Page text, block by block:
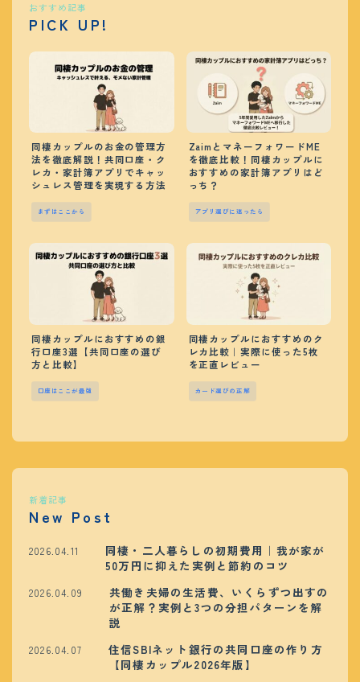
おすすめ記事
PICK UP!
同棲カップルのお金の管理方
法を徹底解説！共同口座・ク
レカ・家計簿アプリでキャッ
シュレス管理を実現する方法
まずはここから
ZaimとマネーフォワードME
を徹底比較！同棲カップルに
おすすめの家計簿アプリはど
っち？
アプリ選びに迷ったら
同棲カップルにおすすめの銀
行口座3選【共同口座の選び
方と比較】
口座はここが最強
同棲カップルにおすすめのク
レカ比較｜実際に使った5枚
を正直レビュー
カード選びの正解
新着記事
New Post
同棲・二人暮らしの初期費用｜我が家が
50万円に抑えた実例と節約のコツ
2026.04.11
共働き夫婦の生活費、いくらずつ出すの
が正解？実例と3つの分担パターンを解
説
2026.04.09
住信SBIネット銀行の共同口座の作り方
【同棲カップル2026年版】
2026.04.07